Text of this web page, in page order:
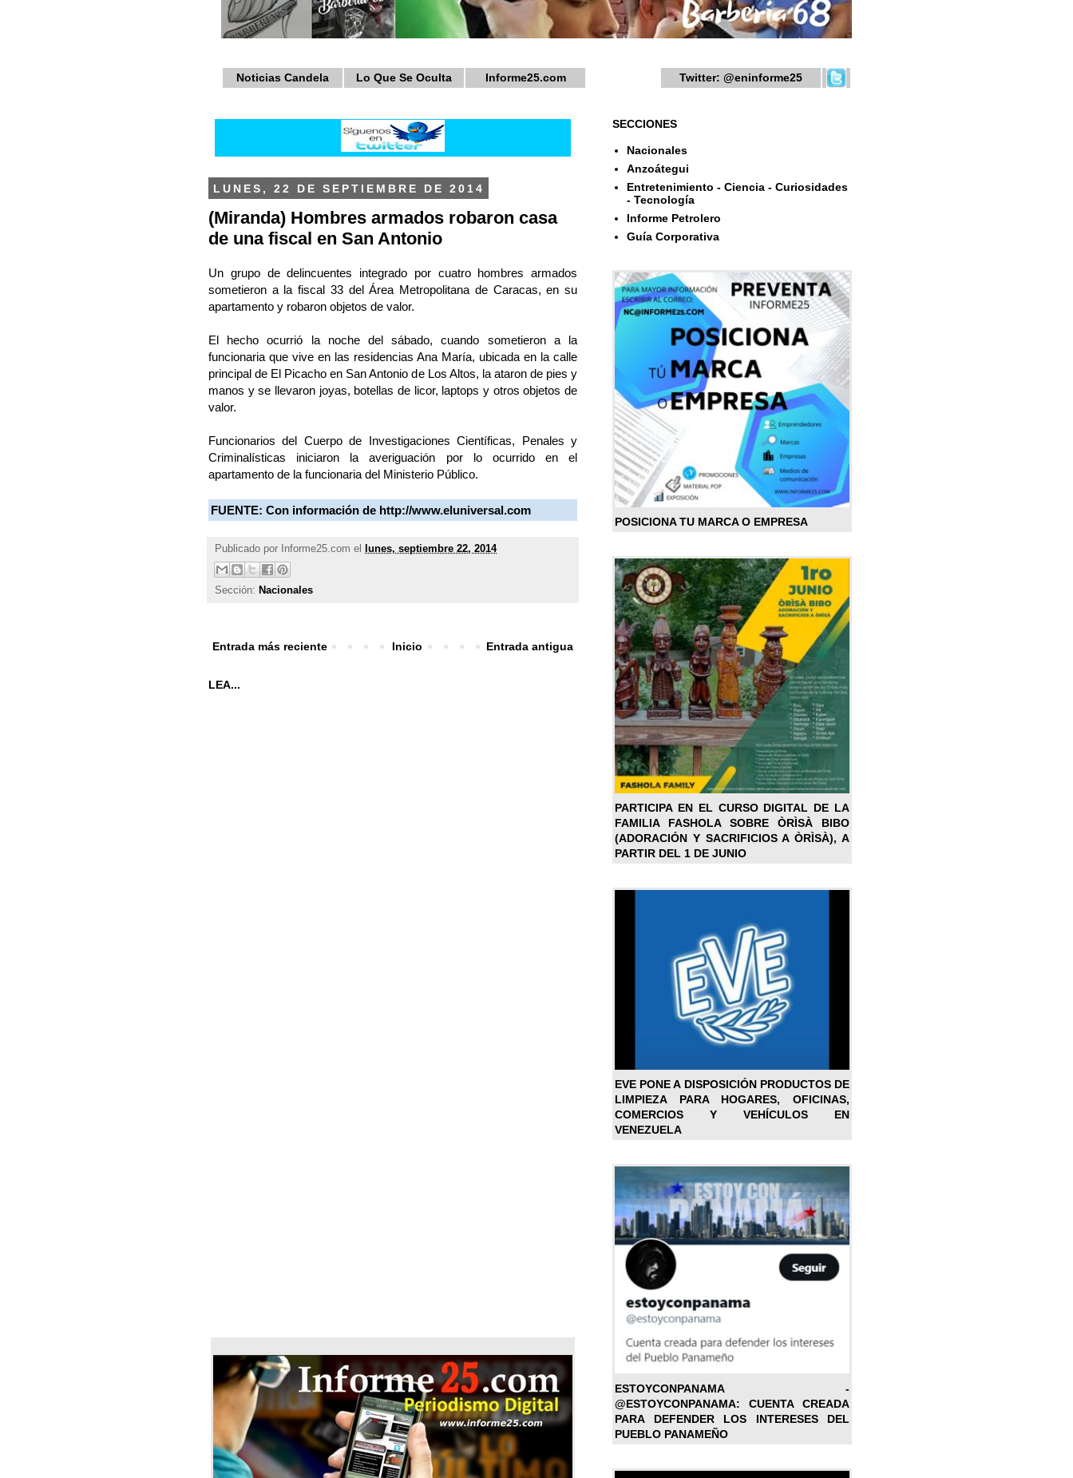
Noticias Candela Lo Que Se Oculta Informe25.com Twitter: @eninforme25
LUNES, 22 DE SEPTIEMBRE DE 2014
(Miranda) Hombres armados robaron casa
de una fiscal en San Antonio
Un grupo de delincuentes integrado por cuatro hombres armados
sometieron a la fiscal 33 del Área Metropolitana de Caracas, en su
apartamento y robaron objetos de valor.
El hecho ocurrió la noche del sábado, cuando sometieron a la
funcionaria que vive en las residencias Ana María, ubicada en la calle
principal de El Picacho en San Antonio de Los Altos, la ataron de pies y
manos y se llevaron joyas, botellas de licor, laptops y otros objetos de
valor.
Funcionarios del Cuerpo de Investigaciones Científicas, Penales y
Criminalísticas iniciaron la averiguación por lo ocurrido en el
apartamento de la funcionaria del Ministerio Público.
FUENTE: Con información de http://www.eluniversal.com
Publicado por Informe25.com el lunes, septiembre 22, 2014
Sección: Nacionales
Entrada más reciente Entrada antigua
Inicio
LEA...
SECCIONES
Nacionales
Anzoátegui
Entretenimiento - Ciencia - Curiosidades
- Tecnología
Informe Petrolero
Guía Corporativa
POSICIONA TU MARCA O EMPRESA
PARTICIPA EN EL CURSO DIGITAL DE LA
FAMILIA FASHOLA SOBRE ÒRÌSÀ BIBO
(ADORACIÓN Y SACRIFICIOS A ÒRÌSÀ), A
PARTIR DEL 1 DE JUNIO
EVE PONE A DISPOSICIÓN PRODUCTOS DE
LIMPIEZA PARA HOGARES, OFICINAS,
COMERCIOS Y VEHÍCULOS EN
VENEZUELA
ESTOYCONPANAMA -
@ESTOYCONPANAMA: CUENTA CREADA
PARA DEFENDER LOS INTERESES DEL
PUEBLO PANAMEÑO